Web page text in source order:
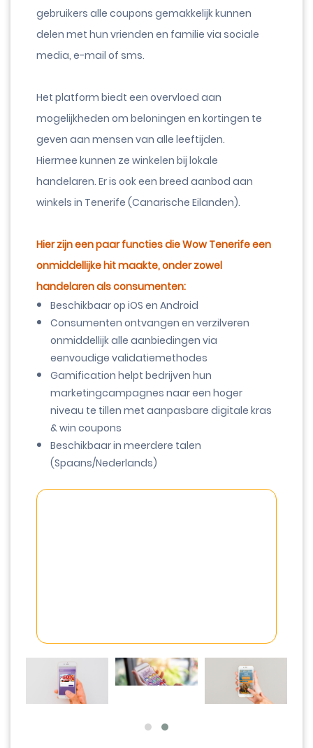
gebruikers alle coupons gemakkelijk kunnen
delen met hun vrienden en familie via sociale
media, e-mail of sms.
Het platform biedt een overvloed aan
mogelijkheden om beloningen en kortingen te
geven aan mensen van alle leeftijden.
Hiermee kunnen ze winkelen bij lokale
handelaren. Er is ook een breed aanbod aan
winkels in Tenerife (Canarische Eilanden).
Hier zijn een paar functies die Wow Tenerife een
onmiddellijke hit maakte, onder zowel
handelaren als consumenten:
Beschikbaar op iOS en Android
Consumenten ontvangen en verzilveren
onmiddellijk alle aanbiedingen via
eenvoudige validatiemethodes
Gamification helpt bedrijven hun
marketingcampagnes naar een hoger
niveau te tillen met aanpasbare digitale kras
& win coupons
Beschikbaar in meerdere talen
(Spaans/Nederlands)